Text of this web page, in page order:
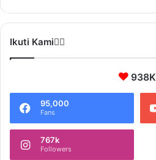
Ikuti Kami❤️‍🔥
938K
95,000
Fans
767k
Followers